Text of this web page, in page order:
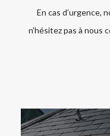
En cas d’urgence,
n’hésitez pas à nous